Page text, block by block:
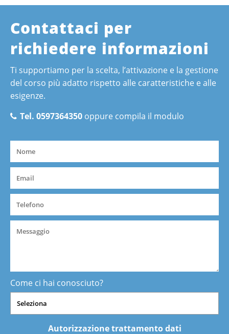
Contattaci per
richiedere informazioni
Ti supportiamo per la scelta, l’attivazione e la gestione
del corso più adatto rispetto alle caratteristiche e alle
esigenze.
Tel. 0597364350 oppure compila il modulo
Come ci hai conosciuto?
Autorizzazione trattamento dati